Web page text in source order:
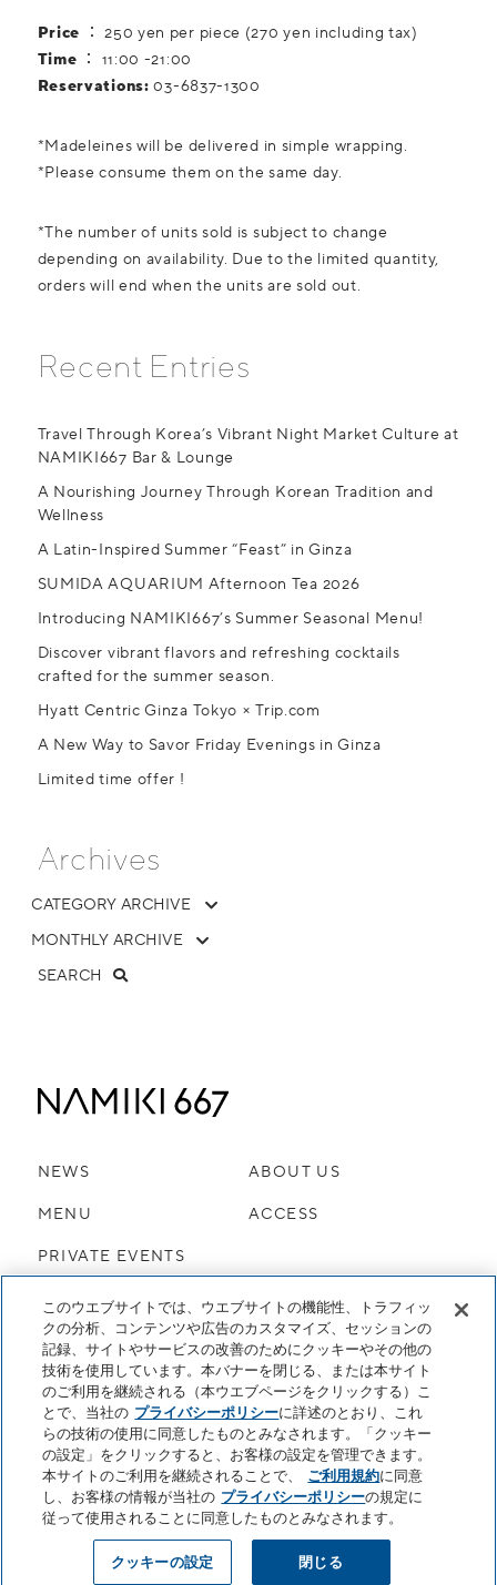
RESERVATIONS
Price ： 250 yen per piece (270 yen including tax)
Time ： 11:00 -21:00
Reservations:03-6837-1300
*Madeleines will be delivered in simple wrapping.
*Please consume them on the same day.
*The number of units sold is subject to change
depending on availability. Due to the limited quantity,
orders will end when the units are sold out.
Recent Entries
Travel Through Korea’s Vibrant Night Market Culture at
NAMIKI667 Bar & Lounge
A Nourishing Journey Through Korean Tradition and
Wellness
A Latin-Inspired Summer “Feast” in Ginza
SUMIDA AQUARIUM Afternoon Tea 2026
Introducing NAMIKI667’s Summer Seasonal Menu!
Discover vibrant flavors and refreshing cocktails
crafted for the summer season.
Hyatt Centric Ginza Tokyo × Trip.com
A New Way to Savor Friday Evenings in Ginza
Limited time offer !
Archives
SEARCH
NEWS
MENU
PRIVATE EVENTS
ABOUT US
ACCESS
|
PRIVACY POLICY クッキーセンター
CAREERS HYATT CENTRIC GINZA TOKYO
DO NOT SELL OR SHARE MY PERSONAL INFORMATION
© 2026 HYATT CORPORATION
このウエブサイトでは、ウエブサイトの機能性、トラフィッ
クの分析、コンテンツや広告のカスタマイズ、セッションの
記録、サイトやサービスの改善のためにクッキーやその他の
技術を使用しています。本バナーを閉じる、または本サイト
のご利用を継続される（本ウエブページをクリックする）こ
とで、当社の プライバシーポリシーに詳述のとおり、これ
らの技術の使用に同意したものとみなされます。「クッキー
の設定」をクリックすると、お客様の設定を管理できます。
本サイトのご利用を継続されることで、
ご利用規約に同意
し、お客様の情報が当社の プライバシーポリシーの規定に
従って使用されることに同意したものとみなされます。
クッキーの設定 閉じる